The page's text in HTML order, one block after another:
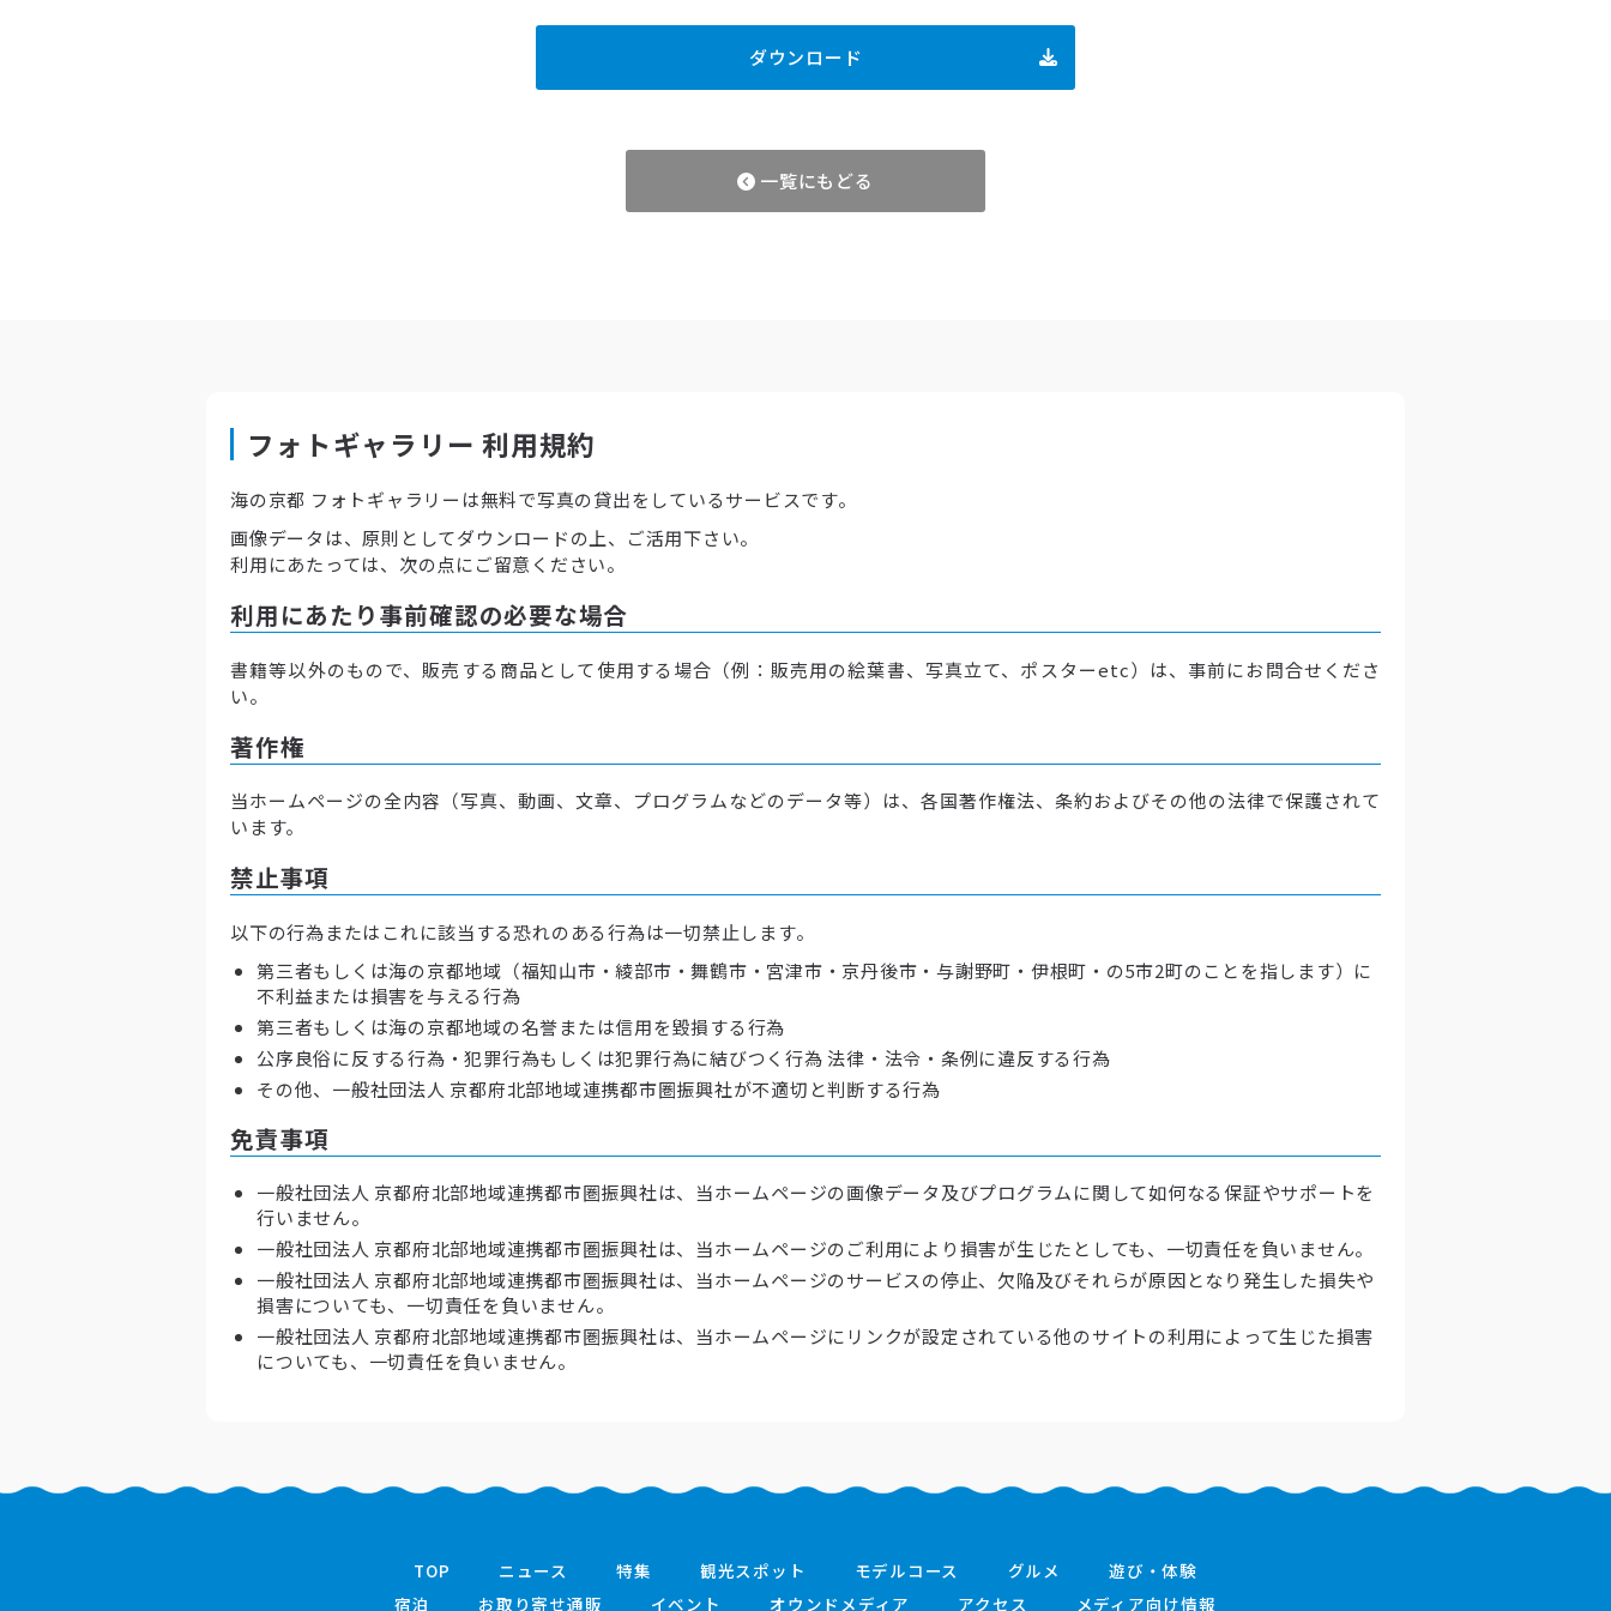
ダウンロード
一覧にもどる
フォトギャラリー 利用規約
海の京都 フォトギャラリーは無料で写真の貸出をしているサービスです。
画像データは、原則としてダウンロードの上、ご活用下さい。
利用にあたっては、次の点にご留意ください。
利用にあたり事前確認の必要な場合
書籍等以外のもので、販売する商品として使用する場合（例：販売用の絵葉書、写真立て、ポスターetc）は、事前にお問合せくださ
い。
著作権
当ホームページの全内容（写真、動画、文章、プログラムなどのデータ等）は、各国著作権法、条約およびその他の法律で保護されて
います。
禁止事項
以下の行為またはこれに該当する恐れのある行為は一切禁止します。
第三者もしくは海の京都地域（福知山市・綾部市・舞鶴市・宮津市・京丹後市・与謝野町・伊根町・の5市2町のことを指します）に
不利益または損害を与える行為
第三者もしくは海の京都地域の名誉または信用を毀損する行為
公序良俗に反する行為・犯罪行為もしくは犯罪行為に結びつく行為 法律・法令・条例に違反する行為
その他、一般社団法人 京都府北部地域連携都市圏振興社が不適切と判断する行為
免責事項
一般社団法人 京都府北部地域連携都市圏振興社は、当ホームページの画像データ及びプログラムに関して如何なる保証やサポートを
行いません。
一般社団法人 京都府北部地域連携都市圏振興社は、当ホームページのご利用により損害が生じたとしても、一切責任を負いません。
一般社団法人 京都府北部地域連携都市圏振興社は、当ホームページのサービスの停止、欠陥及びそれらが原因となり発生した損失や
損害についても、一切責任を負いません。
一般社団法人 京都府北部地域連携都市圏振興社は、当ホームページにリンクが設定されている他のサイトの利用によって生じた損害
についても、一切責任を負いません。
TOP ニュース 特集 観光スポット モデルコース グルメ
遊び・体験
宿泊
お取り寄せ通販 イベント オウンドメディア アクセス メディア向け情報